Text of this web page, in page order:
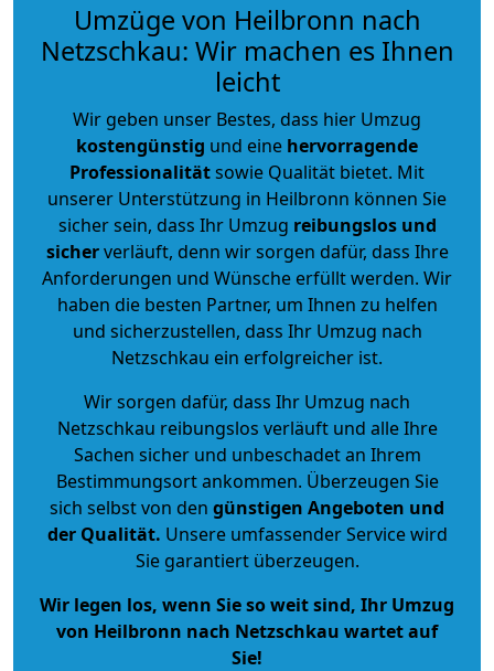
Umzüge von Heilbronn nach
Netzschkau: Wir machen es Ihnen
leicht
Wir geben unser Bestes, dass hier Umzug
kostengünstig und eine hervorragende
Professionalitätsowie Qualität bietet. Mit
unserer Unterstützung in Heilbronn können Sie
sicher sein, dass Ihr Umzug reibungslos und
sicherverläuft, denn wir sorgen dafür, dass Ihre
Anforderungen und Wünsche erfüllt werden. Wir
haben die besten Partner, um Ihnen zu helfen
und sicherzustellen, dass Ihr Umzug nach
Netzschkau ein erfolgreicher ist.
Wir sorgen dafür, dass Ihr Umzug nach
Netzschkau reibungslos verläuft und alle Ihre
Sachen sicher und unbeschadet an Ihrem
Bestimmungsort ankommen. Überzeugen Sie
sich selbst von den günstigen Angeboten und
der Qualität. Unsere umfassender Service wird
Sie garantiert überzeugen.
Wir legen los, wenn Sie so weit sind, Ihr Umzug
von Heilbronn nach Netzschkau wartet auf
Sie!